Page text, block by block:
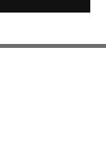
en
en LinkedIn
en